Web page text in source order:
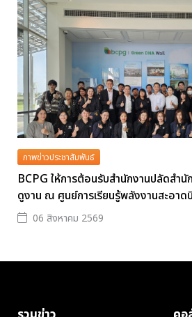
ภาพข่าวประชาสัมพันธ์
BCPG ให้การต้อนรับสำนักงานปลัดสำนั
ดูงาน ณ ศูนย์การเรียนรู้พลังงานสะอาด
06 สิงหาคม 2569